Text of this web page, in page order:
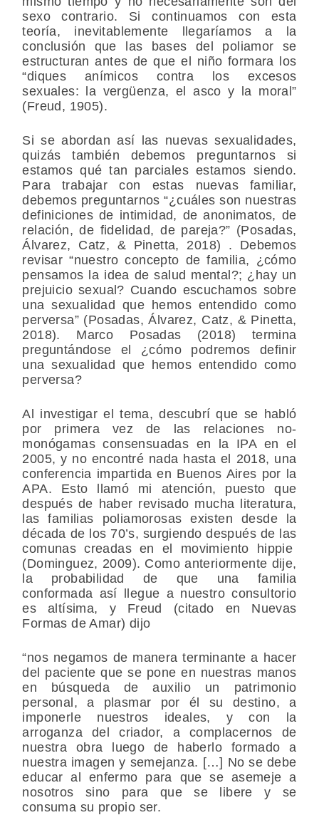
sexo contrario. Si continuamos con esta
teoría, inevitablemente llegaríamos a la
conclusión que las bases del poliamor se
estructuran antes de que el niño formara los
“diques anímicos contra los excesos
sexuales: la vergüenza, el asco y la moral”
(Freud, 1905).
Si se abordan así las nuevas sexualidades,
quizás también debemos preguntarnos si
estamos qué tan parciales estamos siendo.
Para trabajar con estas nuevas familiar,
debemos preguntarnos “¿cuáles son nuestras
definiciones de intimidad, de anonimatos, de
relación, de fidelidad, de pareja?” (Posadas,
Álvarez, Catz, & Pinetta, 2018) . Debemos
revisar “nuestro concepto de familia, ¿cómo
pensamos la idea de salud mental?; ¿hay un
prejuicio sexual? Cuando escuchamos sobre
una sexualidad que hemos entendido como
perversa” (Posadas, Álvarez, Catz, & Pinetta,
2018). Marco Posadas (2018) termina
preguntándose el ¿cómo podremos definir
una sexualidad que hemos entendido como
perversa?
Al investigar el tema, descubrí que se habló
por primera vez de las relaciones no-
monógamas consensuadas en la IPA en el
2005, y no encontré nada hasta el 2018, una
conferencia impartida en Buenos Aires por la
APA. Esto llamó mi atención, puesto que
después de haber revisado mucha literatura,
las familias poliamorosas existen desde la
década de los 70’s, surgiendo después de las
comunas creadas en el movimiento hippie
(Dominguez, 2009). Como anteriormente dije,
la probabilidad de que una familia
conformada así llegue a nuestro consultorio
es altísima, y Freud (citado en Nuevas
Formas de Amar) dijo
“nos negamos de manera terminante a hacer
del paciente que se pone en nuestras manos
en búsqueda de auxilio un patrimonio
personal, a plasmar por él su destino, a
imponerle nuestros ideales, y con la
arroganza del criador, a complacernos de
nuestra obra luego de haberlo formado a
nuestra imagen y semejanza. […] No se debe
educar al enfermo para que se asemeje a
nosotros sino para que se libere y se
consuma su propio ser.